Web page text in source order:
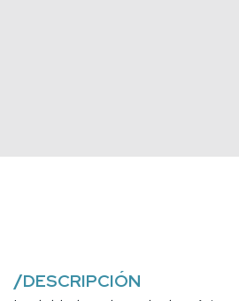
/DESCRIPCIÓN